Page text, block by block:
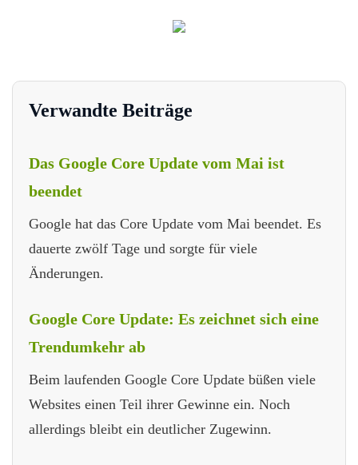
Verwandte Beiträge
Das Google Core Update vom Mai ist
beendet
Google hat das Core Update vom Mai beendet. Es
dauerte zwölf Tage und sorgte für viele
Änderungen.
Google Core Update: Es zeichnet sich eine
Trendumkehr ab
Beim laufenden Google Core Update büßen viele
Websites einen Teil ihrer Gewinne ein. Noch
allerdings bleibt ein deutlicher Zugewinn.